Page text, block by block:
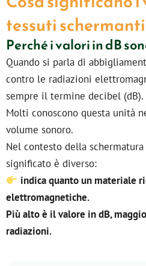
tessuti
Perché i valori in dB
Quando si parla di
contro le radiazioni
sempre il termine decibel (dB).
Molti conoscono questa unità
volume sonoro.
Nel contesto della
significato è diverso:
indica quanto un materiale
elettromagnetiche.
Più alto è il valore in dB,
radiazioni.